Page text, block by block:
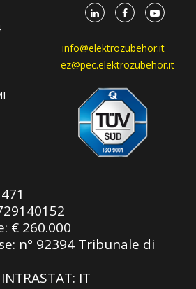
info@elektrozubehor.it
ez@pec.elektrozubehor.it
€ 260.000
n° 92394 Tribunale di
IT